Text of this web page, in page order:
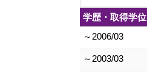
学歴・取得学位
～2006/03
～2003/03